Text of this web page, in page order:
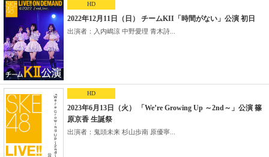
HD
2022年12月11日（日） チームKII「時間がない」公演 初日
出演者：入内嶋涼 中野愛理 青木詩...
HD
2023年6月13日（火） 「We’re Growing Up ～2nd～」公演 篠
原京香 生誕祭
出演者：鬼頭未来 杉山歩南 原優寧...